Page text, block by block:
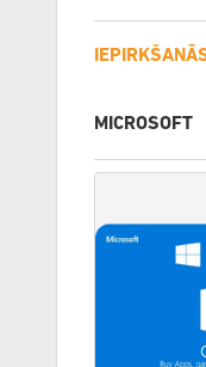
MICROSOFT